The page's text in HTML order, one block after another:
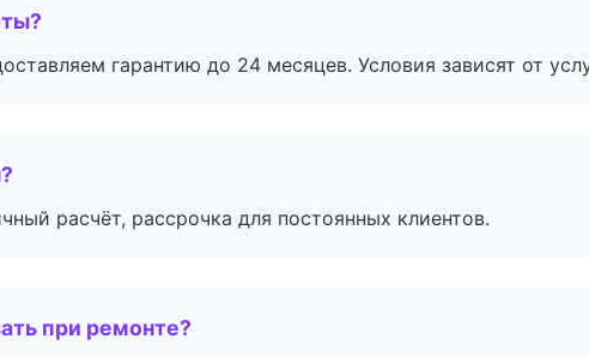
гарантию до 24 месяцев. Условия зависят от
расчёт, рассрочка для постоянных клиентов.
при ремонте?